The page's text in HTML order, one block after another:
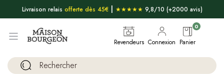
Livraison relais offerte dès 45€| ★★★★★ 9,8/10 (+2000 avis)
Revendeurs Connexion Panier
0